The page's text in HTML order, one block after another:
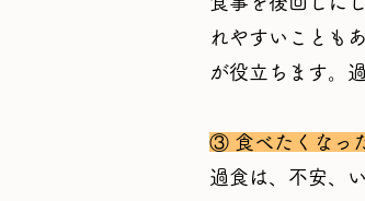
れやすいことも
が役立ちます。
③ 食べたくなっ
過食は、不安、